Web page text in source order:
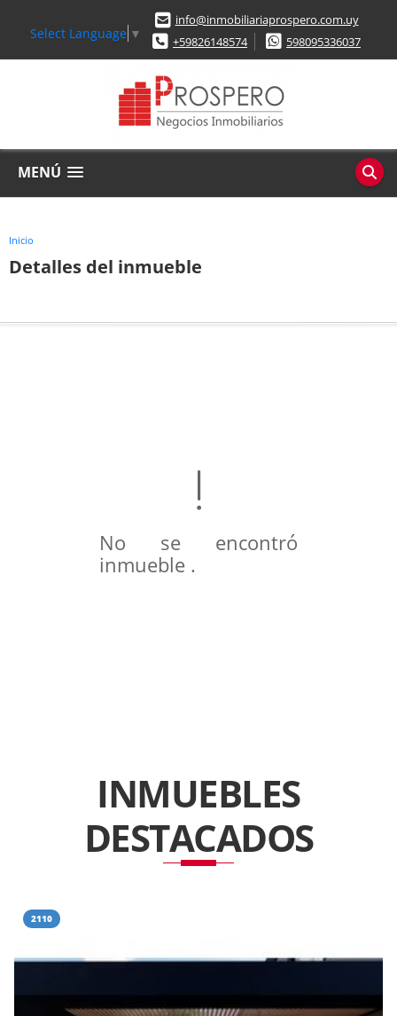
Select Language ▼
info@inmobiliariaprospero.com.uy
+59826148574
598095336037
MENÚ
Inicio
Detalles del inmueble
No se encontró
inmueble .
INMUEBLES
DESTACADOS
2110